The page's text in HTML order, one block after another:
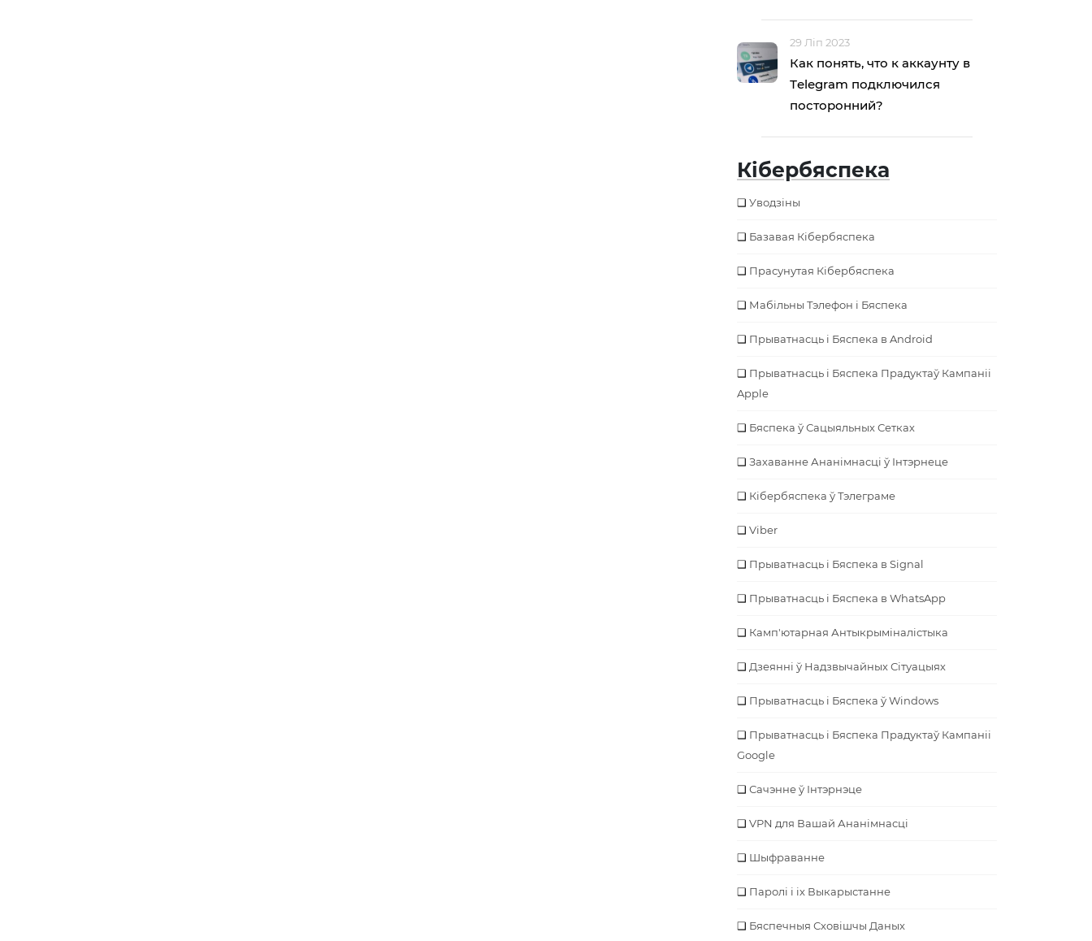
29 Ліп 2023
Как понять, что к аккаунту в
Тelegram подключился
посторонний?
Кібербяспека
Уводзіны
Базавая Кібербяспека
Прасунутая Кібербяспека
Мабільны Тэлефон і Бяспека
Прыватнасць і Бяспека в Android
Прыватнасць і Бяспека Прадуктаў Кампаніі
Apple
Бяспека ў Сацыяльных Сетках
Захаванне Ананімнасці ў Інтэрнеце
Кібербяспека ў Тэлеграме
Viber
Прыватнасць і Бяспека в Signal
Прыватнасць і Бяспека в WhatsApp
Камп'ютарная Антыкрыміналістыка
Дзеянні ў Надзвычайных Сітуацыях
Прыватнасць і Бяспека ў Windows
Прыватнасць і Бяспека Прадуктаў Кампаніі
Google
Сачэнне ў Інтэрнэце
VPN для Вашай Ананімнасці
Шыфраванне
Паролі і іх Выкарыстанне
Бяспечныя Сховішчы Даных